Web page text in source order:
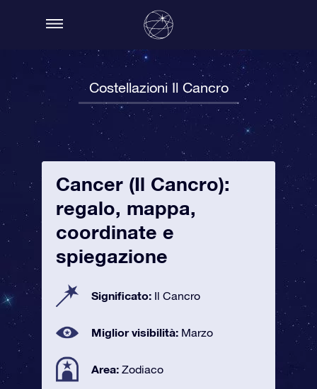
Costellazioni Il Cancro
Cancer (Il Cancro):
regalo, mappa,
coordinate e
spiegazione
Significato: Il Cancro
Miglior visibilità: Marzo
Area: Zodiaco